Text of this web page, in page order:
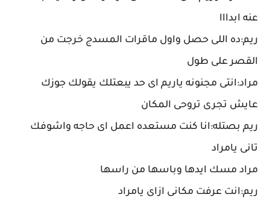
عنه ابدااا
ريم:ده اللى حصل واول ماقرات المسدج خرجت من
القصر على طول
مراد:انتى مجنونه ياريم اى حد يبعتلك يقولك جوزك
عايش تجرى تروحى المكان
ريم بصتله:انا كنت مستعده اعمل اى حاجه واشوفك
تانى يامراد
مراد مسك ايدها وباسها من راسها
ريم:انت عرفت مكانى ازاى يامراد